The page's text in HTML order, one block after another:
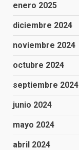
enero 2025
diciembre 2024
noviembre 2024
octubre 2024
septiembre 2024
junio 2024
mayo 2024
abril 2024